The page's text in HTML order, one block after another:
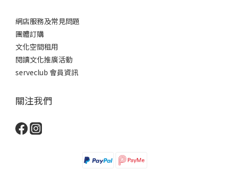
網店服務及常見問題
團體訂購
文化空間租用
閱讀文化推廣活動
serveclub 會員資訊
關注我們